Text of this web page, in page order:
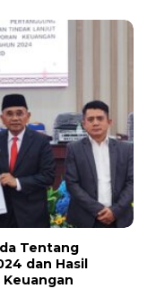
Tentang
dan Hasil
Keuangan